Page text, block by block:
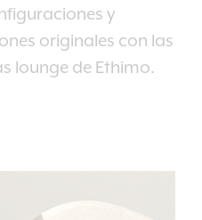
y
originales con las
lounge de Ethimo.